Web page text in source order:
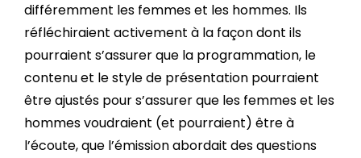
différemment les femmes et les hommes. Ils
réfléchiraient activement à la façon dont ils
pourraient s’assurer que la programmation, le
contenu et le style de présentation pourraient
être ajustés pour s’assurer que les femmes et les
hommes voudraient (et pourraient) être à
l’écoute, que l’émission abordait des questions